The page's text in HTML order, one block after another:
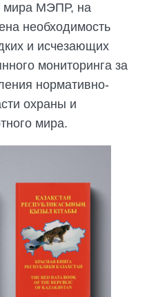
мира МЭПР, на
необходимость
и исчезающих
мониторинга за
нормативно-
охраны и
мира.